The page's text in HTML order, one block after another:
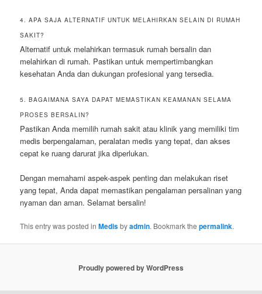
4. APA SAJA ALTERNATIF UNTUK MELAHIRKAN SELAIN DI RUMAH
SAKIT?
Alternatif untuk melahirkan termasuk rumah bersalin dan
melahirkan di rumah. Pastikan untuk mempertimbangkan
kesehatan Anda dan dukungan profesional yang tersedia.
5. BAGAIMANA SAYA DAPAT MEMASTIKAN KEAMANAN SELAMA
PROSES BERSALIN?
Pastikan Anda memilih rumah sakit atau klinik yang memiliki tim
medis berpengalaman, peralatan medis yang tepat, dan akses
cepat ke ruang darurat jika diperlukan.
Dengan memahami aspek-aspek penting dan melakukan riset
yang tepat, Anda dapat memastikan pengalaman persalinan yang
nyaman dan aman. Selamat bersalin!
This entry was posted inMedisbyadmin. Bookmark thepermalink.
Proudly powered by WordPress